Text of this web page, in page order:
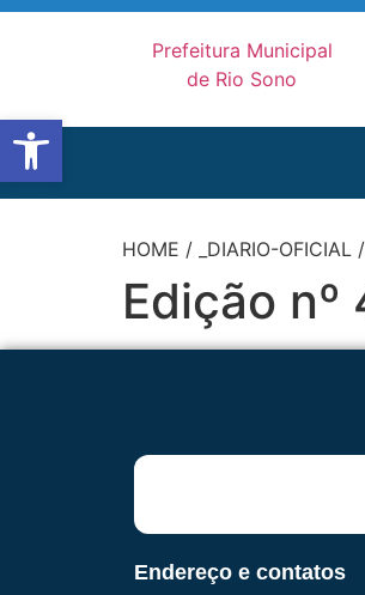
Abrir a barra de ferramentas
HOME / _DIARIO-OFICIAL /
Edição
Endereço e contatos